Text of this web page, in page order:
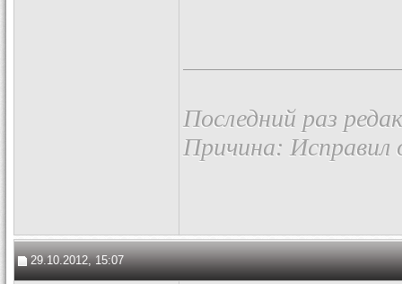
Последний раз
Причина: Исправил
29.10.2012, 15:07